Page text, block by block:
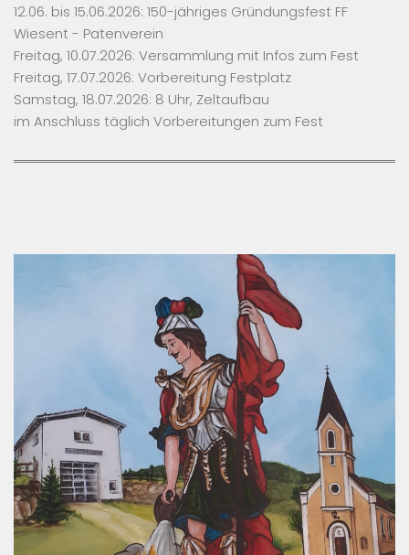
12.06. bis 15.06.2026: 150-jähriges Gründungsfest FF
Wiesent - Patenverein
Freitag, 10.07.2026: Versammlung mit Infos zum Fest
Freitag, 17.07.2026: Vorbereitung Festplatz
Samstag, 18.07.2026: 8 Uhr, Zeltaufbau
im Anschluss täglich Vorbereitungen zum Fest